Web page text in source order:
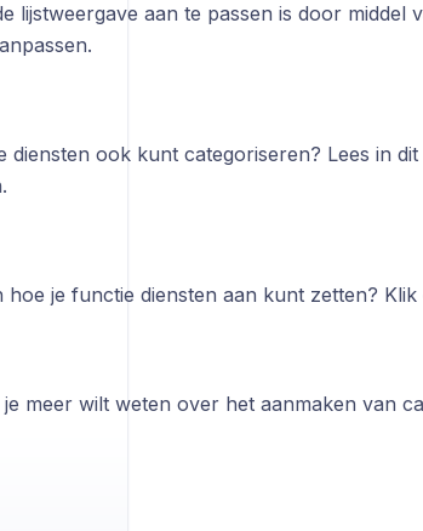
lijstweergave aan te passen is door middel
diensten ook kunt categoriseren? Lees in
hoe je functie diensten aan kunt zetten? Klik
meer wilt weten over het aanmaken van